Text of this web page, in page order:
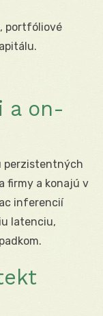
portfóliové
a on-
perzistentných
firmy a konajú v
inferencií
latenciu,